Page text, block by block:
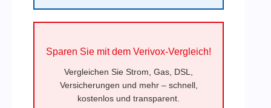
Sparen Sie mit dem Verivox-Vergleich!
Vergleichen Sie Strom, Gas, DSL,
Versicherungen und mehr – schnell,
kostenlos und transparent.